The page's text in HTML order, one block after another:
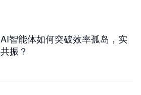
智能体如何突破效率孤岛，实
振？